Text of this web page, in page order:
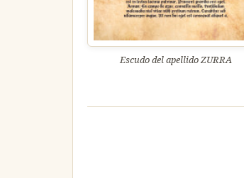
Escudo del apellido ZURRA